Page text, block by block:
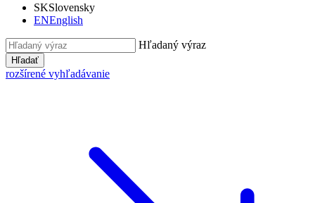
SKSlovensky
ENEnglish
Hľadaný výraz
Hľadať
rozšírené vyhľadávanie